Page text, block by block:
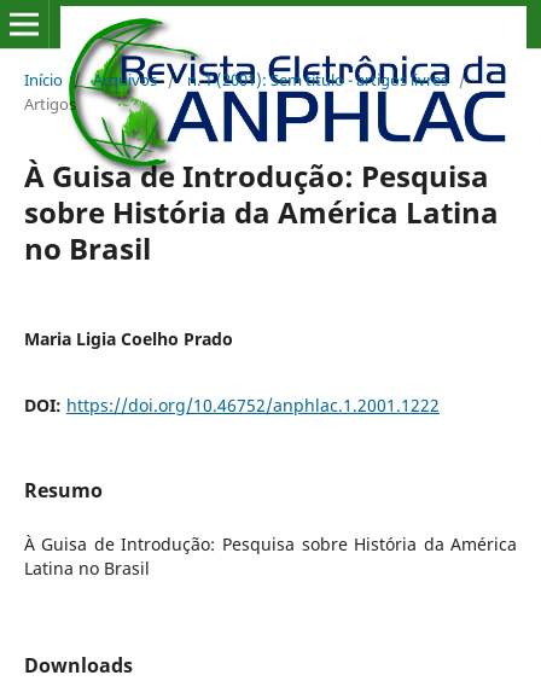
Início / Arquivos / n. 1 (2001): Sem título - artigos livres /
Artigos
À Guisa de Introdução: Pesquisa
sobre História da América Latina
no Brasil
Maria Ligia Coelho Prado
DOI: https://doi.org/10.46752/anphlac.1.2001.1222
Resumo
À Guisa de Introdução: Pesquisa sobre História da América
Latina no Brasil
Downloads